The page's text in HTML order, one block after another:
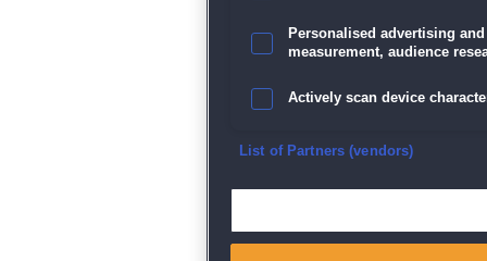
Personalised advertising
measurement, audience
Actively scan device
Ensure security, prevent
List of Partners (vendors)